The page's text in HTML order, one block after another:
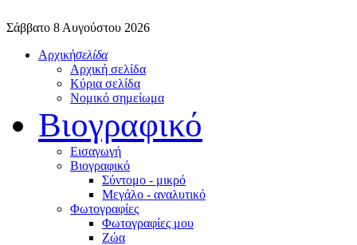
Σάββατο 8 Αυγούστου 2026
Αρχικήσελίδα
Αρχική σελίδα
Κύρια σελίδα
Νομικό σημείωμα
Βιογραφικό
Εισαγωγή
Βιογραφικό
Σύντομο - μικρό
Μεγάλο - αναλυτικό
Φωτογραφίες
Φωτογραφίες μου
Ζώα